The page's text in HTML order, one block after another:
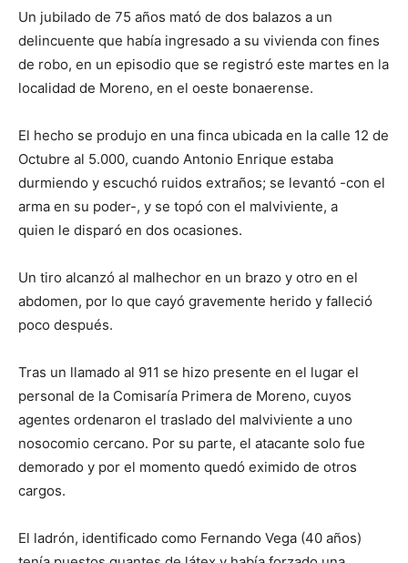
Un jubilado de 75 años mató de dos balazos a un
delincuente que había ingresado a su vivienda con fines
de robo, en un episodio que se registró este martes en la
localidad de Moreno, en el oeste bonaerense.
El hecho se produjo en una finca ubicada en la calle 12 de
Octubre al 5.000, cuando Antonio Enrique estaba
durmiendo y escuchó ruidos extraños; se levantó -con el
arma en su poder-, y se topó con el malviviente, a
quien le disparó en dos ocasiones.
Un tiro alcanzó al malhechor en un brazo y otro en el
abdomen, por lo que cayó gravemente herido y falleció
poco después.
Tras un llamado al 911 se hizo presente en el lugar el
personal de la Comisaría Primera de Moreno, cuyos
agentes ordenaron el traslado del malviviente a uno
nosocomio cercano. Por su parte, el atacante solo fue
demorado y por el momento quedó eximido de otros
cargos.
El ladrón, identificado como Fernando Vega (40 años)